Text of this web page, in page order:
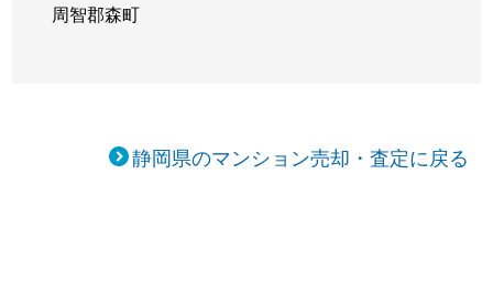
周智郡森町
静岡県のマンション売却・査定に戻る